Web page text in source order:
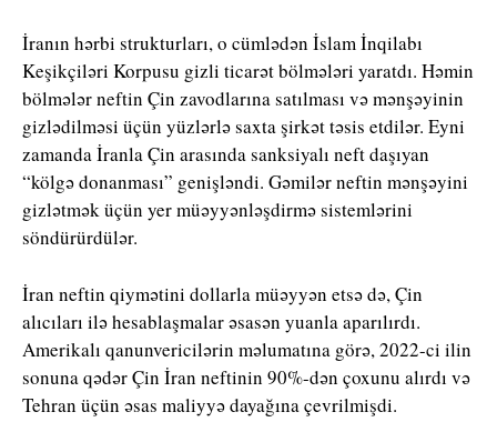
İranın hərbi strukturları, o cümlədən İslam İnqilabı
Keşikçiləri Korpusu gizli ticarət bölmələri yaratdı. Həmin
bölmələr neftin Çin zavodlarına satılması və mənşəyinin
gizlədilməsi üçün yüzlərlə saxta şirkət təsis etdilər. Eyni
zamanda İranla Çin arasında sanksiyalı neft daşıyan
“kölgə donanması” genişləndi. Gəmilər neftin mənşəyini
gizlətmək üçün yer müəyyənləşdirmə sistemlərini
söndürürdülər.
İran neftin qiymətini dollarla müəyyən etsə də, Çin
alıcıları ilə hesablaşmalar əsasən yuanla aparılırdı.
Amerikalı qanunvericilərin məlumatına görə, 2022-ci ilin
sonuna qədər Çin İran neftinin 90%-dən çoxunu alırdı və
Tehran üçün əsas maliyyə dayağına çevrilmişdi.